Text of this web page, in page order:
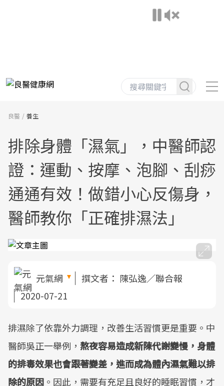
良醫 養生
排除身體「濕氣」，中醫師認
證：運動、按摩、泡腳、刮痧
通通有效！做錯小心反傷身，
醫師教你「正確排濕法」
元氣網 撰文者： 陳弘逸／聯合報
2020-07-21
排濕除了依靠外力調理，改善生活習慣更是重要。中
醫師吳正一舉例， 熬夜容易造成新陳代謝變慢，身體
的排毒效果也會跟著變差，進而成為體內濕氣難以排
除的原因 。因此，需要有充足且良好的睡眠習慣，才